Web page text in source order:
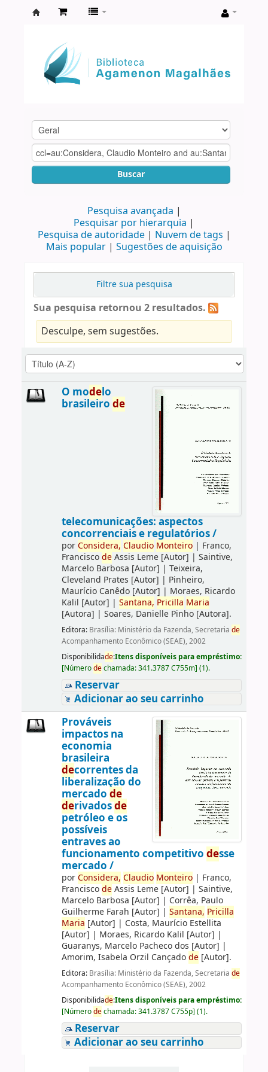
Agamenon
Magalhães
Buscar
Pesquisa avançada
Pesquisar por hierarquia
Pesquisa de autoridade
Nuvem de tags
Mais popular
Sugestões de aquisição
Filtre sua pesquisa
Sua pesquisa retornou 2 resultados.
Desculpe, sem sugestões.
O modelo
brasileiro de
telecomunicações: aspectos
concorrenciais e regulatórios /
porConsidera, Claudio Monteiro| Franco,
FranciscodeAssis Leme[Autor] | Saintive,
Marcelo Barbosa [Autor] | Teixeira,
Cleveland Prates [Autor] | Pinheiro,
Maurício Canêdo[Autor] | Moraes, Ricardo
Kalil [Autor] | Santana, Pricilla Maria
[Autora] | Soares, Danielle Pinho[Autora].
Editora: Brasília: Ministério da Fazenda, Secretaria de
Acompanhamento Econômico (SEAE), 2002
Disponibilidade:Itens disponíveis para empréstimo:
[Númerodechamada:341.3787 C755m] (1).
Reservar
Adicionar ao seu carrinho
Prováveis
impactos na
economia
brasileira
decorrentes da
liberalização do
mercado de
derivadosde
petróleo e os
possíveis
entraves ao
funcionamento competitivo desse
mercado /
porConsidera, Claudio Monteiro| Franco,
FranciscodeAssis Leme[Autor] | Saintive,
Marcelo Barbosa [Autor] | Corrêa, Paulo
Guilherme Farah [Autor] | Santana, Pricilla
Maria [Autor] | Costa, Maurício Estellita
[Autor] | Moraes, Ricardo Kalil [Autor] |
Guaranys, Marcelo Pacheco dos [Autor] |
Amorim, Isabela Orzil Cançadode[Autor].
Editora: Brasília: Ministério da Fazenda, Secretaria de
Acompanhamento Econômico (SEAE), 2002
Disponibilidade:Itens disponíveis para empréstimo:
[Númerodechamada:341.3787 C755p] (1).
Reservar
Adicionar ao seu carrinho